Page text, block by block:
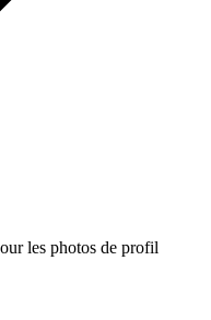
les photos de profil